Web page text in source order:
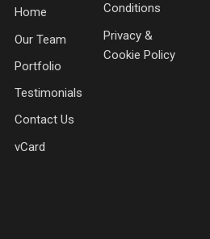
Home
Our Team
Portfolio
Testimonials
Contact Us
vCard
Conditions
Privacy &
Cookie Policy